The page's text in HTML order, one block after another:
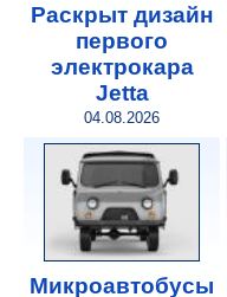
Раскрыт дизайн
первого
электрокара
Jetta
04.08.2026
Микроавтобусы